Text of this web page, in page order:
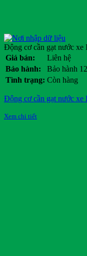
Động cơ cần gạt nước xe
Giá bán:
Liên hệ
Bảo hành:
Bảo hành
Tình trạng: Còn hàng
Động cơ cần gạt nước xe
Xem chi tiết